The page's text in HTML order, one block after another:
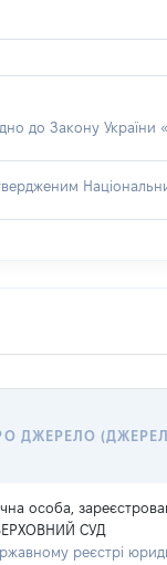
до Закону України
ДЖЕРЕЛО
особа,
СУД
реєстрі